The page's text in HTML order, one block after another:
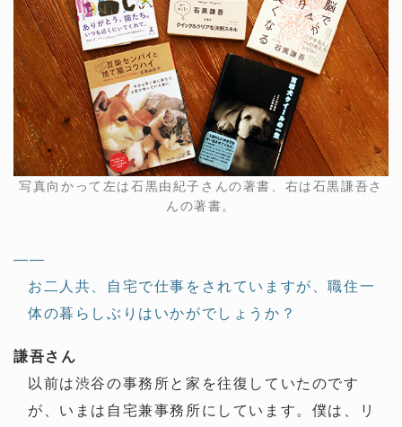
写真向かって左は石黒由紀子さんの著書、右は石黒謙吾さ
んの著書。
——
お二人共、自宅で仕事をされていますが、職住一
体の暮らしぶりはいかがでしょうか？
謙吾さん
以前は渋谷の事務所と家を往復していたのです
が、いまは自宅兼事務所にしています。僕は、リ